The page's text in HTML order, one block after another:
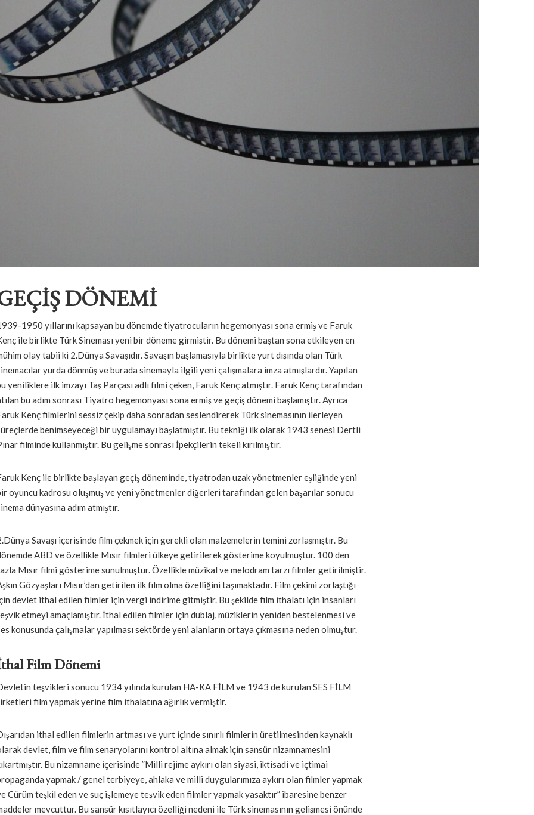
DÖNEMİ
1950 yıllarını kapsayan bu dönemde tiyatrocuların hegemonyası sona ermiş ve Faruk
ile birlikte Türk Sineması yeni bir döneme girmiştir. Bu dönemi baştan sona etkileyen en
olay tabii ki 2.Dünya Savaşıdır. Savaşın başlamasıyla birlikte yurt dışında olan Türk
yurda dönmüş ve burada sinemayla ilgili yeni çalışmalara imza atmışlardır. Yapılan
yeniliklere ilk imzayı Taş Parçası adlı filmi çeken, Faruk Kenç atmıştır. Faruk Kenç tarafından
bu adım sonrası Tiyatro hegemonyası sona ermiş ve geçiş dönemi başlamıştır. Ayrıca
Kenç filmlerini sessiz çekip daha sonradan seslendirerek Türk sinemasının ilerleyen
benimseyeceği bir uygulamayı başlatmıştır. Bu tekniği ilk olarak 1943 senesi Dertli
filminde kullanmıştır. Bu gelişme sonrası İpekçilerin tekeli kırılmıştır.
Kenç ile birlikte başlayan geçiş döneminde, tiyatrodan uzak yönetmenler eşliğinde yeni
oyuncu kadrosu oluşmuş ve yeni yönetmenler diğerleri tarafından gelen başarılar sonucu
dünyasına adım atmıştır.
Savaşı içerisinde film çekmek için gerekli olan malzemelerin temini zorlaşmıştır. Bu
ABD ve özellikle Mısır filmleri ülkeye getirilerek gösterime koyulmuştur. 100 den
Mısır filmi gösterime sunulmuştur. Özellikle müzikal ve melodram tarzı filmler getirilmiştir.
Gözyaşları Mısır’dan getirilen ilk film olma özelliğini taşımaktadır. Film çekimi zorlaştığı
devlet ithal edilen filmler için vergi indirime gitmiştir. Bu şekilde film ithalatı için insanları
etmeyi amaçlamıştır. İthal edilen filmler için dublaj, müziklerin yeniden bestelenmesi ve
konusunda çalışmalar yapılması sektörde yeni alanların ortaya çıkmasına neden olmuştur.
Film Dönemi
teşvikleri sonucu 1934 yılında kurulan HA-KA FİLM ve 1943 de kurulan SES FİLM
film yapmak yerine film ithalatına ağırlık vermiştir.
ithal edilen filmlerin artması ve yurt içinde sınırlı filmlerin üretilmesinden kaynaklı
devlet, film ve film senaryolarını kontrol altına almak için sansür nizamnamesini
Bu nizamname içerisinde ”Milli rejime aykırı olan siyasi, iktisadi ve içtimai
yapmak / genel terbiyeye, ahlaka ve milli duygularımıza aykırı olan filmler yapmak
Cürüm teşkil eden ve suç işlemeye teşvik eden filmler yapmak yasaktır” ibaresine benzer
mevcuttur. Bu sansür kısıtlayıcı özelliği nedeni ile Türk sinemasının gelişmesi önünde